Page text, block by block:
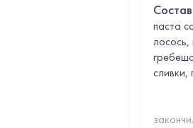
паста
сливки,